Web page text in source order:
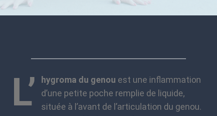
L’ hygroma du genou est une inflammation
d’une petite poche remplie de liquide,
située à l’avant de l’articulation du genou.